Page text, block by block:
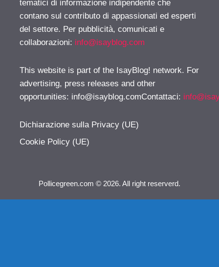
tematici di informazione indipendente che
contano sul contributo di appassionati ed esperti
del settore. Per pubblicità, comunicati e
collaborazioni: info@isayblog.com
This website is part of the IsayBlog! network. For
advertising, press releases and other
opportunities: info@isayblog.comContattaci:
Dichiarazione sulla Privacy (UE)
Cookie Policy (UE)
Pollicegreen.com © 2026. All right reserverd.